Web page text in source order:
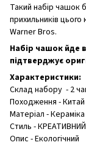
Такий набір чашок
прихильників цього
Warner Bros.
Набір чашок йде
підтверджує
Характеристики:
Склад набору - 2
Походження - Китай
Матеріал - Кераміка
Стиль - КРЕАТИВНИЙ
Опис - Екологічний